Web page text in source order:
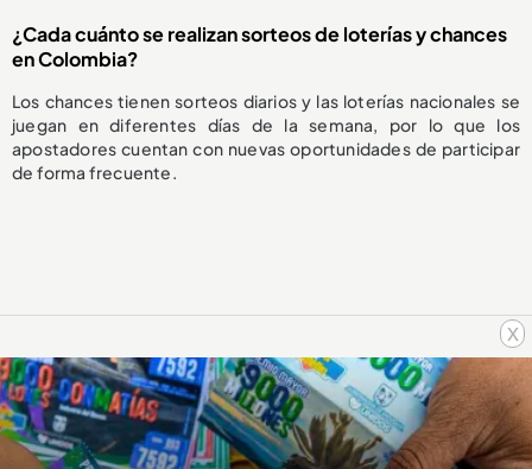
x
¿Cada cuánto se realizan sorteos de loterías y chances
en Colombia?
Los chances tienen sorteos diarios y las loterías nacionales se
juegan en diferentes días de la semana, por lo que los
apostadores cuentan con nuevas oportunidades de participar
de forma frecuente.